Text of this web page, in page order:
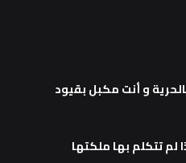
و أنت مكبل بقيود
لم تتكلم بها ملكتها